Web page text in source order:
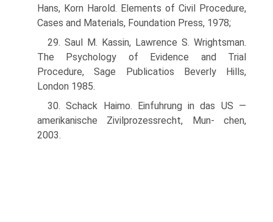
Hans, Korn Harold. Elements of Civil Procedure,
Cases and Materials, Foundation Press, 1978;
29. Saul M. Kassin, Lawrence S. Wrightsman.
The Psychology of Evidence and Trial
Procedure, Sage Publicatios Beverly Hills,
London 1985.
30. Schack Haimo. Einfuhrung in das US —
amerikanische Zivilprozessrecht, Mun- chen,
2003.